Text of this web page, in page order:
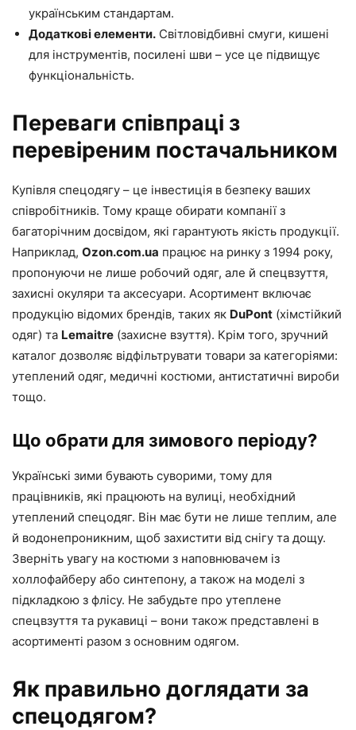
українським стандартам.
Додаткові елементи. Світловідбивні смуги, кишені
для інструментів, посилені шви – усе це підвищує
функціональність.
Переваги співпраці з
перевіреним постачальником
Купівля спецодягу – це інвестиція в безпеку ваших
співробітників. Тому краще обирати компанії з
багаторічним досвідом, які гарантують якість продукції.
Наприклад, Ozon.com.ua працює на ринку з 1994 року,
пропонуючи не лише робочий одяг, але й спецвзуття,
захисні окуляри та аксесуари. Асортимент включає
продукцію відомих брендів, таких як DuPont (хімстійкий
одяг) та Lemaitre (захисне взуття). Крім того, зручний
каталог дозволяє відфільтрувати товари за категоріями:
утеплений одяг, медичні костюми, антистатичні вироби
тощо.
Що обрати для зимового періоду?
Українські зими бувають суворими, тому для
працівників, які працюють на вулиці, необхідний
утеплений спецодяг. Він має бути не лише теплим, але
й водонепроникним, щоб захистити від снігу та дощу.
Зверніть увагу на костюми з наповнювачем із
холлофайберу або синтепону, а також на моделі з
підкладкою з флісу. Не забудьте про утеплене
спецвзуття та рукавиці – вони також представлені в
асортименті разом з основним одягом.
Як правильно доглядати за
спецодягом?